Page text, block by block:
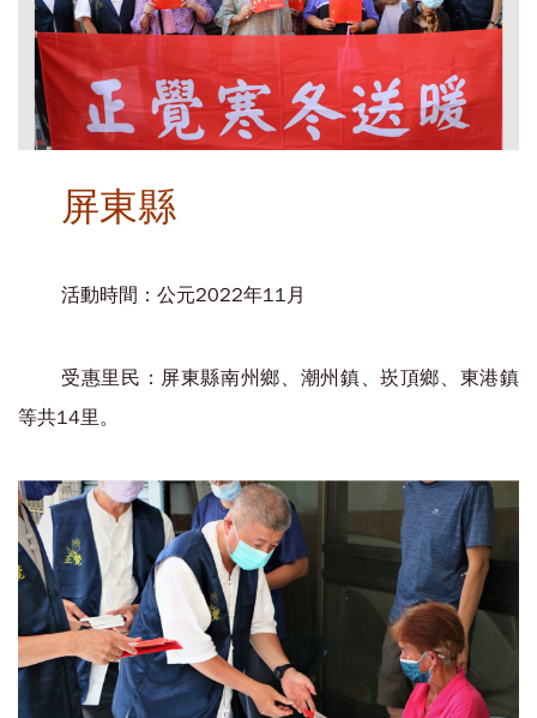
屏東縣
活動時間：公元2022年11月
受惠里民：屏東縣南州鄉、潮州鎮、崁頂鄉、東港鎮
等共14里。